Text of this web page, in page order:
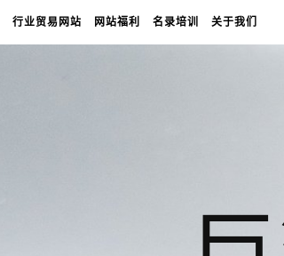
行业贸易网站 网站福利 名录培训 关于我们